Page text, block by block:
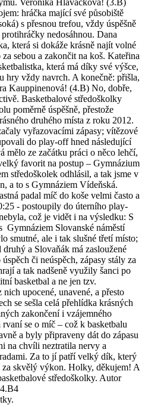
hráčka mající své působiště
s přesnou trefou, vždy úspěšně
nedosáhnou. Dana
která si dokáže krásně najít volné
sebou a zakončit na koš. Kateřina
která má díky své výšce,
hry vždy navrch. A konečně: přišla,
Kauppinenová! (4.B) No, dobře,
Basketbalové středoškolky
poměrně úspěšně, přestože
druhého místa z roku 2012.
vyřazovacími zápasy; vítězové
do play-off hned následující
mělo ze začátku práci o něco lehčí,
favorit na postup – Gymnázium
středoškolek odhlásil, a tak jsme v
a to s Gymnáziem Vídeňská.
padal míč do koše velmi často a
- postoupily do úterního play-
což je vidět i na výsledku: S
Gymnáziem Slovanské náměstí
smutné, ale i tak slušné třetí místo;
a Slovaňák má zasloužené
či neúspěch, zápasy stály za
a tak nadšeně využily šanci po
basketbal a ne jen tzv.
upocené, unavené, a přesto
se sešla celá přehlídka krásných
zakončení i vzájemného
se o míč – což k basketbalu
a byly připraveny dát do zápasu
na chvíli neztratila nervy a
Za to jí patří velký dík, který
za skvělý výkon. Holky, děkujem! A
středoškolky. Autor